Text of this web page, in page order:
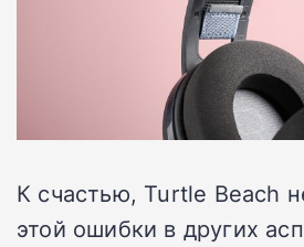
К счастью, Turtle Beach
этой ошибки в других